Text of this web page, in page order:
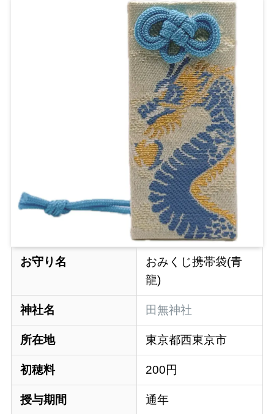
お守り名
おみくじ携帯袋(青
龍)
神社名 田無神社
所在地 東京都西東京市
初穂料 200円
授与期間 通年